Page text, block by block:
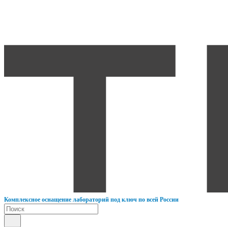
Комплексное оснащение лабораторий под ключ по всей России